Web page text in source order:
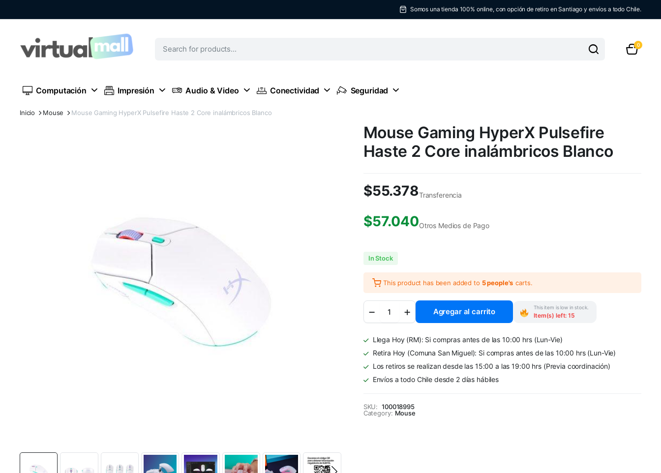
Somos una tienda 100% online, con opción de retiro en Santiago y envíos a todo Chile.
0
Computación Impresión Audio & Video Conectividad Seguridad
Inicio Mouse Mouse Gaming HyperX Pulsefire Haste 2 Core inalámbricos Blanco
Mouse Gaming HyperX Pulsefire
Haste 2 Core inalámbricos Blanco
$55.378Transferencia
$57.040Otros Medios de Pago
In Stock
This product has been added to 5 people's carts.
Gaming
HyperX
Haste
2
inalámbricos
Blanco
Agregar al carrito This item is low in stock.
Item(s) left: 15
Llega Hoy (RM): Si compras antes de las 10:00 hrs (Lun-Vie)
Retira Hoy (Comuna San Miguel): Si compras antes de las 10:00 hrs (Lun-Vie)
Los retiros se realizan desde las 15:00 a las 19:00 hrs (Previa coordinación)
Envíos a todo Chile desde 2 días hábiles
SKU: 100018995
Category: Mouse